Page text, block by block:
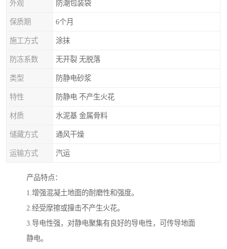
外观 防潮包装袋
保质期 6个月
施工方式 涂抹
防冻系数 无开裂 无脱落
类型 防静电砂浆
特性 防静电 不产生火花
材质 水泥基 金属骨料
储藏方式 通风干燥
运输方式 汽运
产品特点：
1.增强混凝土地面的耐磨性和强度。
2.经受摩擦或撞击不产生火花。
3.导电性强，对静电聚集有良好的导电性，可传导地面
静电。